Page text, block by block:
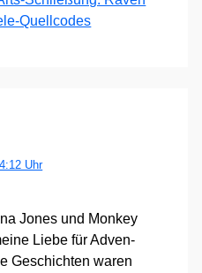
Quellcodes
Uhr
Jones und Mon­key
Lie­be für Adven­
Geschich­ten waren